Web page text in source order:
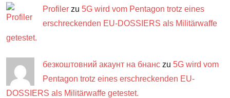
Profiler zu 5G wird vom Pentagon trotz eines
erschreckenden EU-DOSSIERS als Militärwaffe
getestet.
безкоштовний акаунт на бнанс zu 5G wird vom
Pentagon trotz eines erschreckenden EU-
DOSSIERS als Militärwaffe getestet.